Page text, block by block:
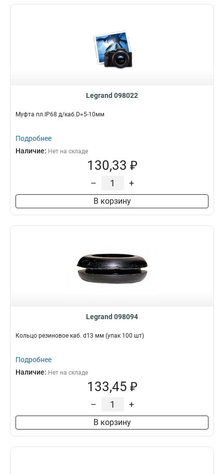
Legrand 098022
Муфта пл.IP68 д/каб.D=5-10мм
Подробнее
Наличие: Нет на складе
130,33 ₽
– +
В корзину
Legrand 098094
Кольцо резиновое каб. d13 мм (упак 100 шт)
Подробнее
Наличие: Нет на складе
133,45 ₽
– +
В корзину